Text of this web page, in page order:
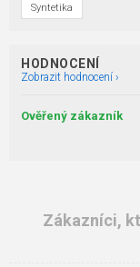
Syntetika
HODNOCENÍ
Zobrazit hodnocení ›
Ověřený zákazník
Zákazníci,